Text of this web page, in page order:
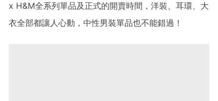
x H&M全系列單品及正式的開賣時間，洋裝、耳環、大
衣全部都讓人心動，中性男裝單品也不能錯過！